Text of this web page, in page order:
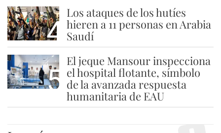
4
Los ataques de los hutíes
hieren a 11 personas en Arabia
Saudí
5
El jeque Mansour inspecciona
el hospital flotante, símbolo
de la avanzada respuesta
humanitaria de EAU